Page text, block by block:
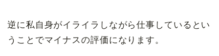
逆に私自身がイライラしながら仕事しているとい
うことでマイナスの評価になります。